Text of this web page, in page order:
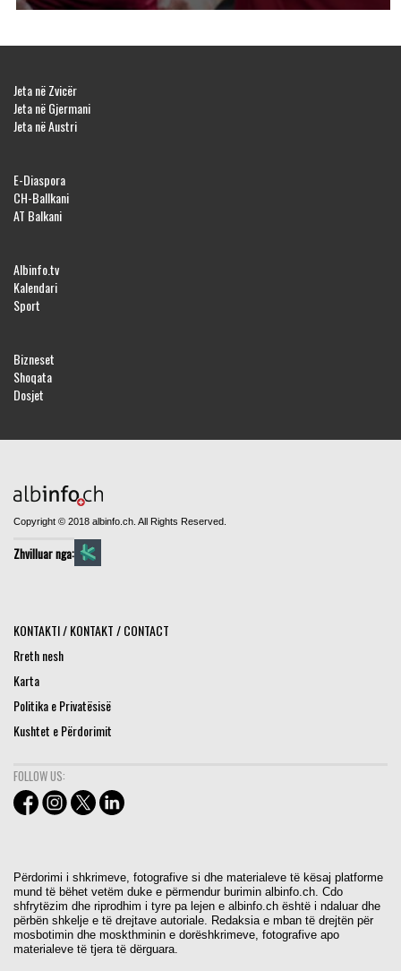
Jeta në Zvicër
Jeta në Gjermani
Jeta në Austri
E-Diaspora
CH-Ballkani
AT Balkani
Albinfo.tv
Kalendari
Sport
Bizneset
Shoqata
Dosjet
Copyright © 2018 albinfo.ch. All Rights Reserved.
Zhvilluar nga:
KONTAKTI / KONTAKT / CONTACT
Rreth nesh
Karta
Politika e Privatësisë
Kushtet e Përdorimit
FOLLOW US:
Përdorimi i shkrimeve, fotografive si dhe materialeve të kësaj platforme
mund të bëhet vetëm duke e përmendur burimin albinfo.ch. Cdo
shfrytëzim dhe riprodhim i tyre pa lejen e albinfo.ch është i ndaluar dhe
përbën shkelje e të drejtave autoriale. Redaksia e mban të drejtën për
mosbotimin dhe moskthminin e dorëshkrimeve, fotografive apo
materialeve të tjera të dërguara.